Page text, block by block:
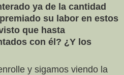
ya de la cantidad
su labor en estos
que hasta
con él? ¿Y los
y sigamos viendo la